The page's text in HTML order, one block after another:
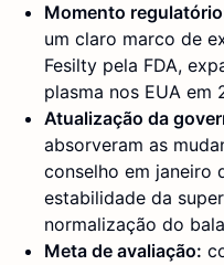
Momento
um claro marco de
Fesilty pela FDA,
plasma nos EUA em
Atualização da
absorveram as
conselho em janeiro
estabilidade da
normalização do
Meta de avaliação: